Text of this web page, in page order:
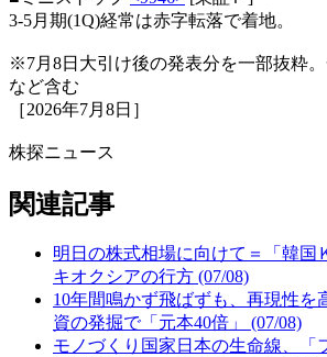
3-5月期(1Q)経常は赤字転落で着地。
※7月8日大引け後の発表分を一部抜粋
など含む
［2026年7月8日］
株探ニュース
関連記事
明日の株式相場に向けて＝「韓国
キオクシアの行方 (07/08)
10年間鳴かず飛ばずも、再現性を
資の発掘で「元本40倍」 (07/08)
モノづくり国家日本の生命線、「